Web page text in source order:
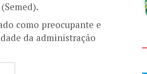
como preocupante e
da administração